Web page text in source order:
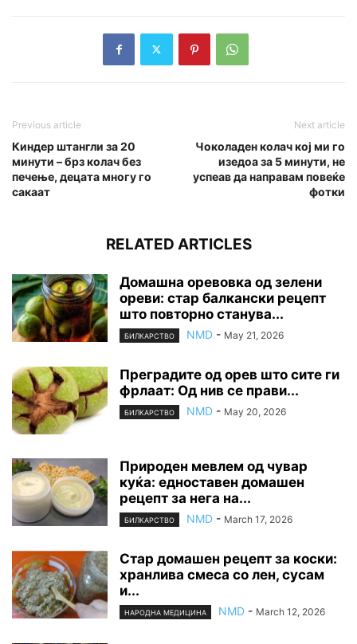
Previous article
Киндер штангли за 20
минути – брз колач без
печење, децата многу го
сакаат
Next article
Чоколаден колач кој ми го
изедоа за 5 минути, не
успеав да направам повеќе
фотки
RELATED ARTICLES
Домашна оревовка од зелени
ореви: стар балкански рецепт
што повторно станува...
БИЛКАРСТВО NMD - May 21, 2026
Преградите од орев што сите ги
фрлаат: Од нив се прави...
БИЛКАРСТВО NMD - May 20, 2026
Природен мевлем од чувар
куќа: едноставен домашен
рецепт за нега на...
БИЛКАРСТВО NMD - March 17, 2026
Стар домашен рецепт за коски:
хранлива смеса со лен, сусам
и...
НАРОДНА МЕДИЦИНА NMD - March 12, 2026